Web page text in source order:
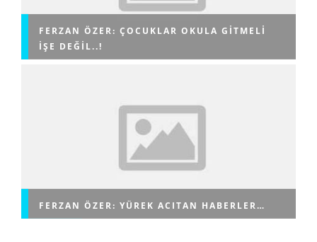
FERZAN ÖZER: ÇOCUKLAR OKULA GITMELI
IŞE DEĞIL..!
FERZAN ÖZER: YÜREK ACITAN HABERLER…